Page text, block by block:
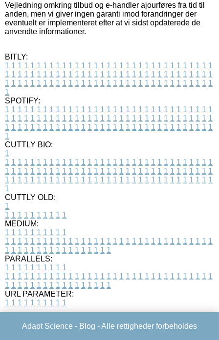
Vejledning omkring tilbud og e-handler ajourføres fra tid til
anden, men vi giver ingen garanti imod forandringer der
eventuelt er implementeret efter at vi sidst opdaterede de
anvendte informationer.
BITLY:
1 1 1 1 1 1 1 1 1 1 1 1 1 1 1 1 1 1 1 1 1 1 1 1 1 1 1 1 1 1 1 1 1
1 1 1 1 1 1 1 1 1 1 1 1 1 1 1 1 1 1 1 1 1 1 1 1 1 1 1 1 1 1 1 1 1
1 1 1 1 1 1 1 1 1 1 1 1 1 1 1 1 1 1 1 1 1 1 1 1 1 1 1 1 1 1 1 1 1
1
SPOTIFY:
1 1 1 1 1 1 1 1 1 1 1 1 1 1 1 1 1 1 1 1 1 1 1 1 1 1 1 1 1 1 1 1 1
1 1 1 1 1 1 1 1 1 1 1 1 1 1 1 1 1 1 1 1 1 1 1 1 1 1 1 1 1 1 1 1 1
1 1 1 1 1 1 1 1 1 1 1 1 1 1 1 1 1 1 1 1 1 1 1 1 1 1 1 1 1 1 1 1 1
1
CUTTLY BIO:
1
1 1 1 1 1 1 1 1 1 1 1 1 1 1 1 1 1 1 1 1 1 1 1 1 1 1 1 1 1 1 1 1 1
1 1 1 1 1 1 1 1 1 1 1 1 1 1 1 1 1 1 1 1 1 1 1 1 1 1 1 1 1 1 1 1 1
1 1 1 1 1 1 1 1 1 1 1 1 1 1 1 1 1 1 1 1 1 1 1 1 1 1 1 1 1 1 1 1 1
1
CUTTLY OLD:
1
1 1 1 1 1 1 1 1 1 1
MEDIUM:
1 1 1 1 1 1 1 1 1 1
1 1 1 1 1 1 1 1 1 1 1 1 1 1 1 1 1 1 1 1 1 1 1 1 1 1 1 1 1 1 1 1 1
1 1 1 1 1 1 1 1 1 1 1 1 1 1 1 1 1
PARALLELS:
1 1 1 1 1 1 1 1 1 1
1 1 1 1 1 1 1 1 1 1 1 1 1 1 1 1 1 1 1 1 1 1 1 1 1 1 1 1 1 1 1 1 1
1 1 1 1 1 1 1 1 1 1 1 1 1 1 1 1 1
URL PARAMETER:
1 1 1 1 1 1 1 1 1 1
Adapt Science - Blog - Alle rettigheder forbeholdes